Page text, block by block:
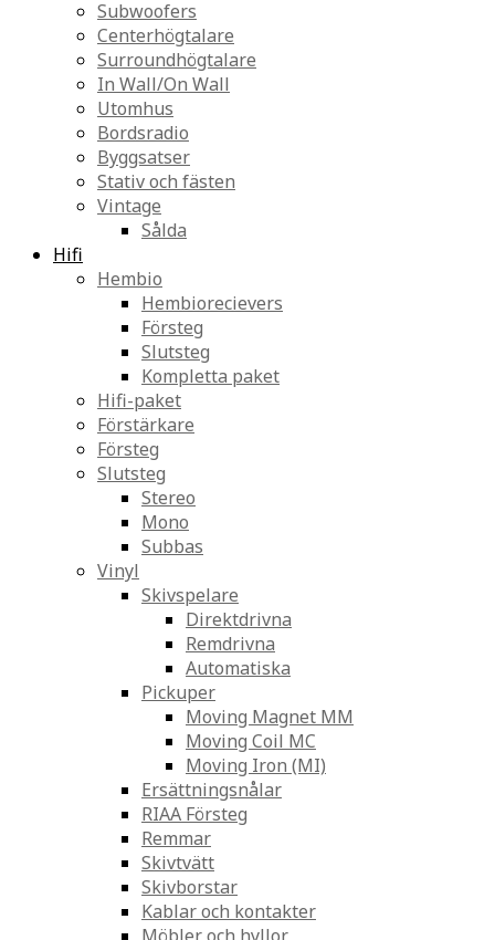
Subwoofers
Centerhögtalare
Surroundhögtalare
In Wall/On Wall
Utomhus
Bordsradio
Byggsatser
Stativ och fästen
Vintage
Sålda
Hifi
Hembio
Hembiorecievers
Försteg
Slutsteg
Kompletta paket
Hifi-paket
Förstärkare
Försteg
Slutsteg
Stereo
Mono
Subbas
Vinyl
Skivspelare
Direktdrivna
Remdrivna
Automatiska
Pickuper
Moving Magnet MM
Moving Coil MC
Moving Iron (MI)
Ersättningsnålar
RIAA Försteg
Remmar
Skivtvätt
Skivborstar
Kablar och kontakter